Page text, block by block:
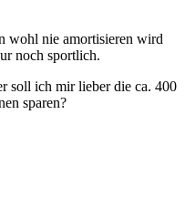
wohl nie amortisieren wird
noch sportlich.
soll ich mir lieber die ca. 400
sparen?